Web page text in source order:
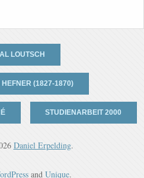
LOUTSCH
HEFNER (1827-1870)
STUDIENARBEIT 2000
Daniel Erpelding.
and Unique.